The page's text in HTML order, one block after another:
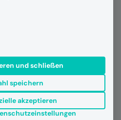
Service-Gruppen, für die
und schließen
speichern
akzeptieren